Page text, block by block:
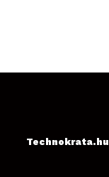
Technokrata.hu